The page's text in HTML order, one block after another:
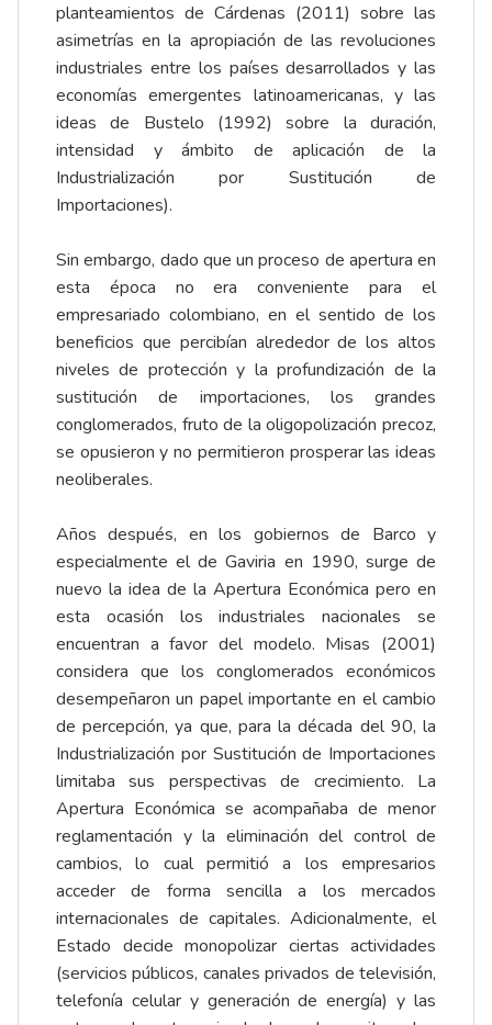
planteamientos de Cárdenas (2011) sobre las
asimetrías en la apropiación de las revoluciones
industriales entre los países desarrollados y las
economías emergentes latinoamericanas, y las
ideas de Bustelo (1992) sobre la duración,
intensidad y ámbito de aplicación de la
Industrialización por Sustitución de
Importaciones).
Sin embargo, dado que un proceso de apertura en
esta época no era conveniente para el
empresariado colombiano, en el sentido de los
beneficios que percibían alrededor de los altos
niveles de protección y la profundización de la
sustitución de importaciones, los grandes
conglomerados, fruto de la oligopolización precoz,
se opusieron y no permitieron prosperar las ideas
neoliberales.
Años después, en los gobiernos de Barco y
especialmente el de Gaviria en 1990, surge de
nuevo la idea de la Apertura Económica pero en
esta ocasión los industriales nacionales se
encuentran a favor del modelo. Misas (2001)
considera que los conglomerados económicos
desempeñaron un papel importante en el cambio
de percepción, ya que, para la década del 90, la
Industrialización por Sustitución de Importaciones
limitaba sus perspectivas de crecimiento. La
Apertura Económica se acompañaba de menor
reglamentación y la eliminación del control de
cambios, lo cual permitió a los empresarios
acceder de forma sencilla a los mercados
internacionales de capitales. Adicionalmente, el
Estado decide monopolizar ciertas actividades
(servicios públicos, canales privados de televisión,
telefonía celular y generación de energía) y las